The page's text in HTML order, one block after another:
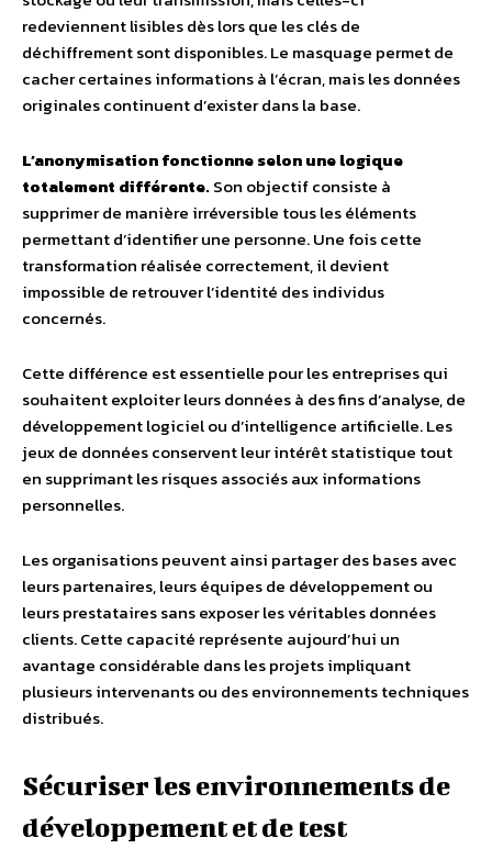
redeviennent lisibles dès lors que les clés de
déchiffrement sont disponibles. Le masquage permet de
cacher certaines informations à l’écran, mais les données
originales continuent d’exister dans la base.
L’anonymisation fonctionne selon une logique
totalement différente.Son objectif consiste à
supprimer de manière irréversible tous les éléments
permettant d’identifier une personne. Une fois cette
transformation réalisée correctement, il devient
impossible de retrouver l’identité des individus
concernés.
Cette différence est essentielle pour les entreprises qui
souhaitent exploiter leurs données à des fins d’analyse, de
développement logiciel ou d’intelligence artificielle. Les
jeux de données conservent leur intérêt statistique tout
en supprimant les risques associés aux informations
personnelles.
Les organisations peuvent ainsi partager des bases avec
leurs partenaires, leurs équipes de développement ou
leurs prestataires sans exposer les véritables données
clients. Cette capacité représente aujourd’hui un
avantage considérable dans les projets impliquant
plusieurs intervenants ou des environnements techniques
distribués.
Sécuriser les environnements de
développement et de test